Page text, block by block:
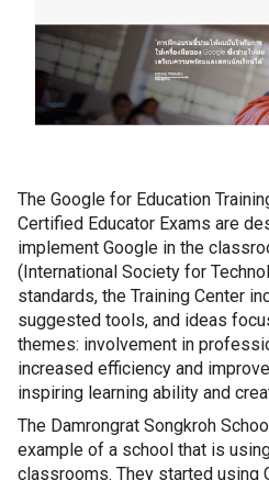
The Google for Education
Certified Educator Exams are
implement Google in the
(International Society for
standards, the Training Center
suggested tools, and ideas
themes: involvement in
increased efficiency and
inspiring learning ability and
The Damrongrat Songkroh
example of a school that is
classrooms. They started using